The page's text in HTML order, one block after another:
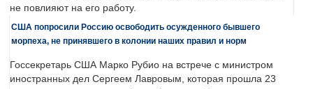
не повлияют на его работу.
США попросили Россию освободить осужденного бывшего
морпеха, не принявшего в колонии наших правил и норм
Госсекретарь США Марко Рубио на встрече с министром
иностранных дел Сергеем Лавровым, которая прошла 23